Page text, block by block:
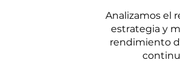
Analizamos el
estrategia y
rendimiento